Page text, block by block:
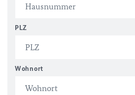
PLZ
Wohnort